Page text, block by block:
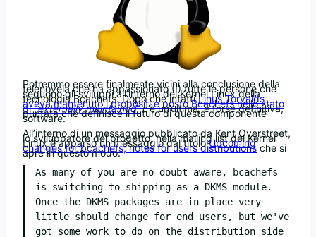
Potremmo essere finalmente vicini alla conclusione della
telenovela che ha appassionato (!) tutte le persone che
seguono gli sviluppi all’interno del Kernel Linux della
tecnologia Bcachefs. Dopo che infattiLinus Torvalds
aveva mantenuto i propositi e posto Bcachefs nello stato
di “externally maintained“c’è un’ultima, e forse definitiva,
puntata che definisce il futuro di questa componente
software.
All’interno di un messaggio pubblicato da Kent Overstreet,
lo sviluppatore del progetto, nella mailing list del Kernel
Linux è apparso un messaggio dal titoloUpcoming
changes for bcachefs; notes for users distributions che si
apre in questo modo:
As many of you are no doubt aware, bcachefs
is switching to shipping as a DKMS module.
Once the DKMS packages are in place very
little should change for end users, but we've
got some work to do on the distribution side